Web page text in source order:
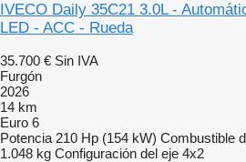
IVECO Daily 35C21 3.0L -
LED - ACC - Rueda
35.700 € Sin IVA
Furgón
2026
14 km
Euro 6
Potencia 210 Hp (154 kW) Combustible
1.048 kg Configuración del eje 4x2